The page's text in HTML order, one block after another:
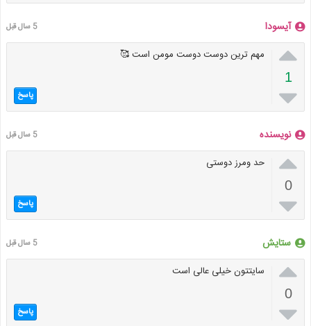
آیسودا 5 سال قبل

1

مهم ترین دوست دوست مومن است 🥰
پاسخ
نویسنده 5 سال قبل

0

حد ومرز دوستی
پاسخ
ستایش 5 سال قبل

0

سایتتون خیلی عالی است
پاسخ